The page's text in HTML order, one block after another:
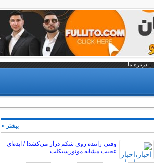
درباره ما
وقتی راننده روی شکم دراز می‌کشد! / ایده‌ای
عجیب مشابه موتورسیکلت
بیشتر »